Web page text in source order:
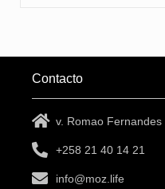
Contacto
v. Romao
+258 21 40 14 21
info@moz.life